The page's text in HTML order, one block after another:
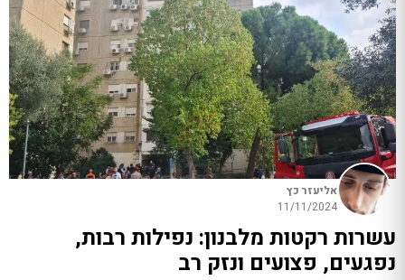
אליעזר כץ
11/11/2024
עשרות רקטות מלבנון: נפילות רבות,
נפגעים, פצועים ונזק רב